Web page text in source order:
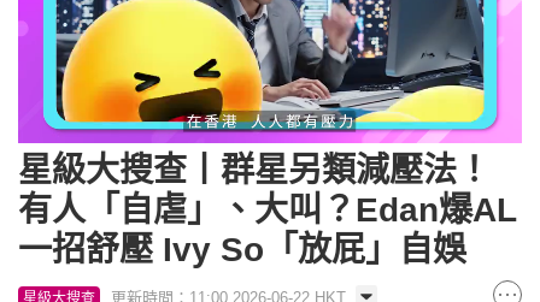
Unmute Loaded:
22.88%
星級大搜查丨群星另類減壓法！
有人「自虐」、大叫？Edan爆AL
一招舒壓 Ivy So「放屁」自娛
星級大搜查 更新時間：11:00 2026-06-22 HKT